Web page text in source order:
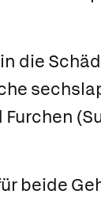
die
Furchen (
beide